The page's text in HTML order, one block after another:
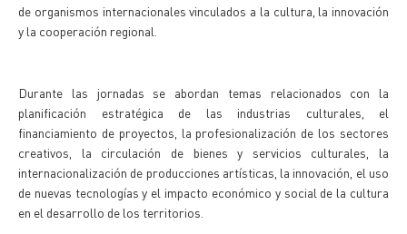
de organismos internacionales vinculados a la cultura, la innovación
y la cooperación regional.
Durante las jornadas se abordan temas relacionados con la
planificación estratégica de las industrias culturales, el
financiamiento de proyectos, la profesionalización de los sectores
creativos, la circulación de bienes y servicios culturales, la
internacionalización de producciones artísticas, la innovación, el uso
de nuevas tecnologías y el impacto económico y social de la cultura
en el desarrollo de los territorios.